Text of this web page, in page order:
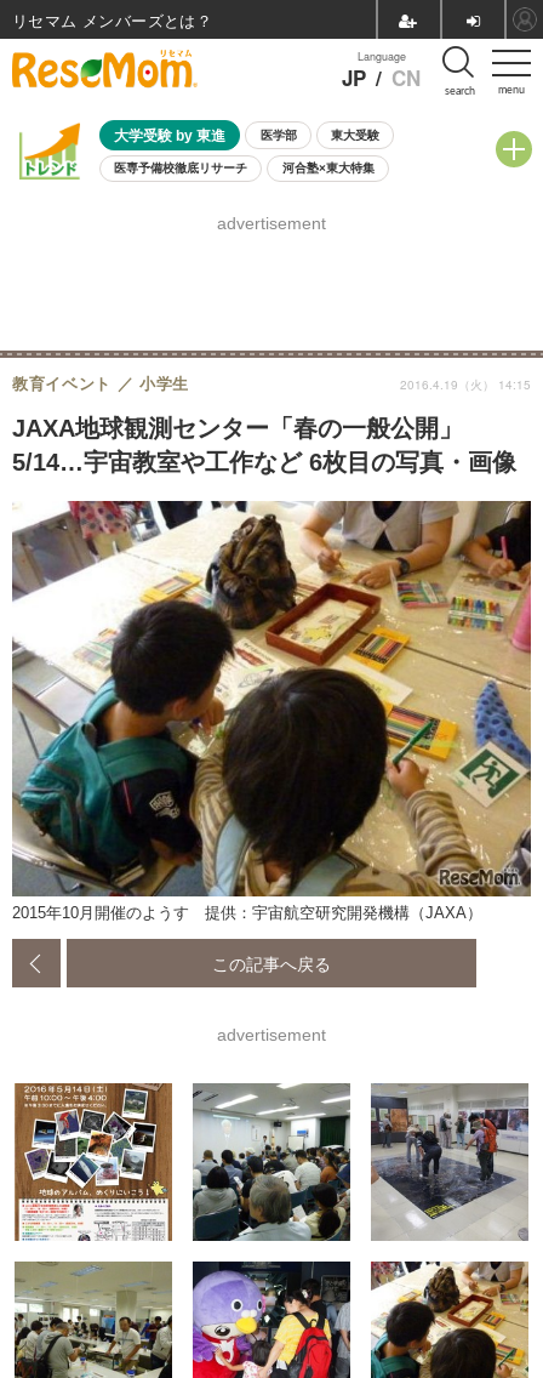
menu
Language
JP / CN search
大学受験 by 東進 医学部 東大受験
医専予備校徹底リサーチ 河合塾×東大特集
8月開催学校説明会・相談会
advertisement
JAXA地球観測センター「春の一般公開」
5/14…宇宙教室や工作など 6枚目の写真・画像
教育イベント 小学生 2016.4.19（火） 14:15
2015年10月開催のようす 提供：宇宙航空研究開発機構（JAXA）
この記事へ戻る
advertisement
リセマム メンバーズ